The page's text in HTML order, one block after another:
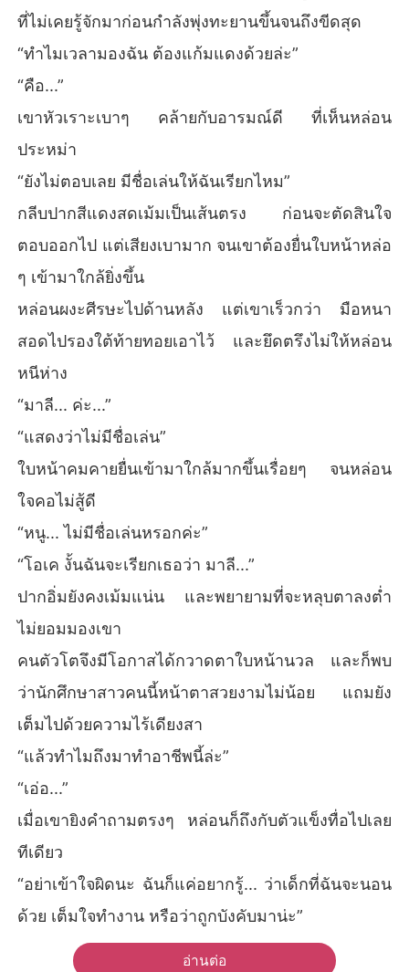
ที่ไม่เคยรู้จักมาก่อนกำลังพุ่งทะยานขึ้นจนถึงขีดสุด
“ทำไมเวลามองฉัน ต้องแก้มแดงด้วยล่ะ”
“คือ...”
เขาหัวเราะเบาๆ คล้ายกับอารมณ์ดี ที่เห็นหล่อน
ประหม่า
“ยังไม่ตอบเลย มีชื่อเล่นให้ฉันเรียกไหม”
กลีบปากสีแดงสดเม้มเป็นเส้นตรง ก่อนจะตัดสินใจ
ตอบออกไป แต่เสียงเบามาก จนเขาต้องยื่นใบหน้าหล่อ
ๆ เข้ามาใกล้ยิ่งขึ้น
หล่อนผงะศีรษะไปด้านหลัง แต่เขาเร็วกว่า มือหนา
สอดไปรองใต้ท้ายทอยเอาไว้ และยึดตรึงไม่ให้หล่อน
หนีห่าง
“มาลี... ค่ะ...”
“แสดงว่าไม่มีชื่อเล่น”
ใบหน้าคมคายยื่นเข้ามาใกล้มากขึ้นเรื่อยๆ จนหล่อน
ใจคอไม่สู้ดี
“หนู... ไม่มีชื่อเล่นหรอกค่ะ”
“โอเค งั้นฉันจะเรียกเธอว่า มาลี...”
ปากอิ่มยังคงเม้มแน่น และพยายามที่จะหลุบตาลงต่ำ
ไม่ยอมมองเขา
คนตัวโตจึงมีโอกาสได้กวาดตาใบหน้านวล และก็พบ
ว่านักศึกษาสาวคนนี้หน้าตาสวยงามไม่น้อย แถมยัง
เต็มไปด้วยความไร้เดียงสา
“แล้วทำไมถึงมาทำอาชีพนี้ล่ะ”
“เอ่อ...”
เมื่อเขายิงคำถามตรงๆ หล่อนก็ถึงกับตัวแข็งทื่อไปเลย
ทีเดียว
“อย่าเข้าใจผิดนะ ฉันก็แค่อยากรู้... ว่าเด็กที่ฉันจะนอน
ด้วย เต็มใจทำงาน หรือว่าถูกบังคับมาน่ะ”
อ่านต่อ